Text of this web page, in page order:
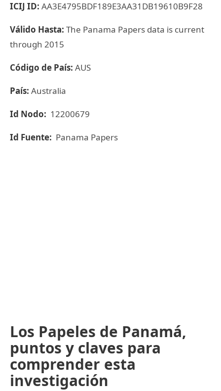
ICIJ ID: AA3E4795BDF189E3AA31DB19610B9F28
Válido Hasta: The Panama Papers data is current
through 2015
Código de País: AUS
País: Australia
Id Nodo: 12200679
Id Fuente: Panama Papers
Los Papeles de Panamá,
puntos y claves para
comprender esta
investigación